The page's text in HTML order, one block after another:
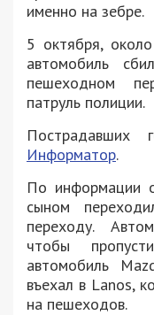
именно на зебре.
5 октября,
автомобиль
пешеходном
патруль полиции.
Пострадавших
Информатор.
По информации
сыном
переходу.
чтобы
автомобиль
въехал в Lanos,
на пешеходов.